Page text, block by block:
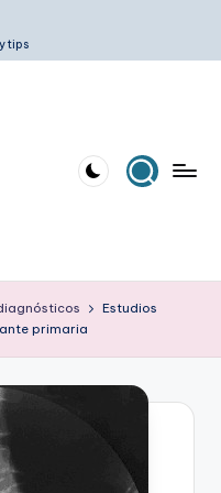
tips
Estudios
primaria